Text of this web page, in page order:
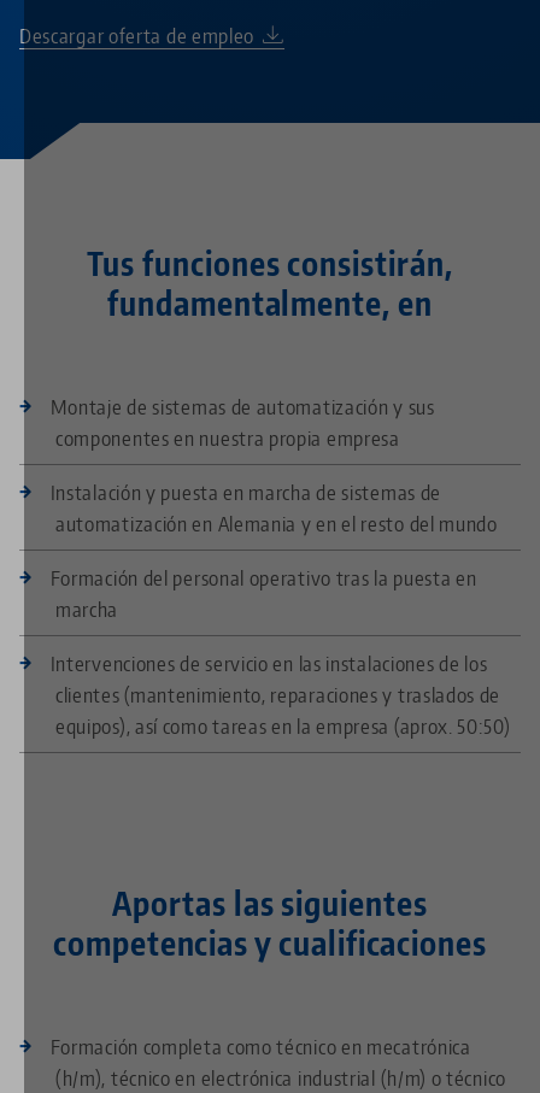
Descargar oferta de empleo
Tus funciones consistirán,
fundamentalmente, en
Montaje de sistemas de automatización y sus
componentes en nuestra propia empresa
Instalación y puesta en marcha de sistemas de
automatización en Alemania y en el resto del mundo
Formación del personal operativo tras la puesta en
marcha
Intervenciones de servicio en las instalaciones de los
clientes (mantenimiento, reparaciones y traslados de
equipos), así como tareas en la empresa (aprox. 50:50)
Aportas las siguientes
competencias y cualificaciones
Formación completa como técnico en mecatrónica
(h/m), técnico en electrónica industrial (h/m) o técnico